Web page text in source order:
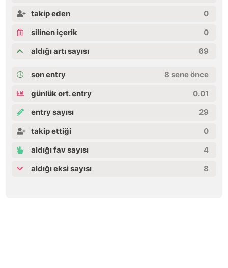
takip eden
0
silinen içerik
0
aldığı artı sayısı
69
son entry
8 sene önce
günlük ort. entry
0.01
entry sayısı
29
takip ettiği
0
aldığı fav sayısı
4
aldığı eksi sayısı
8